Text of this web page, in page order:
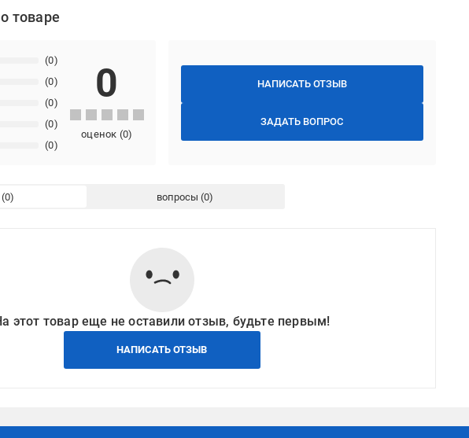
товаре
НАПИСАТЬ ОТЗЫВ
ЗАДАТЬ ВОПРОС
(0)
(0)
(0)
(0)
(0)
0
оценок (0)
вопросы
этот товар еще не оставили отзыв, будьте первым!
НАПИСАТЬ ОТЗЫВ